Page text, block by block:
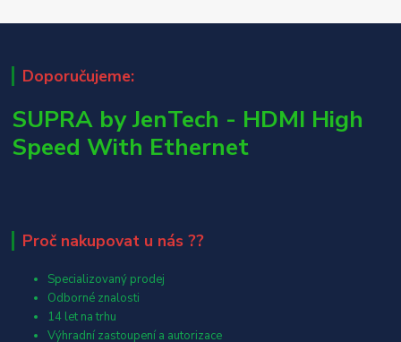
Doporučujeme:
SUPRA by JenTech - HDMI High
Speed With Ethernet
Proč nakupovat u nás ??
Specializovaný prodej
Odborné znalosti
14 let na trhu
Výhradní zastoupení a autorizace